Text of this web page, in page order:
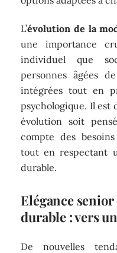
L’évolution de la
une importance
individuel que
personnes âgées
intégrées tout en
psychologique. Il est
évolution soit
compte des
tout en respectant
durable.
Elégance
durable : vers
De nouvelles